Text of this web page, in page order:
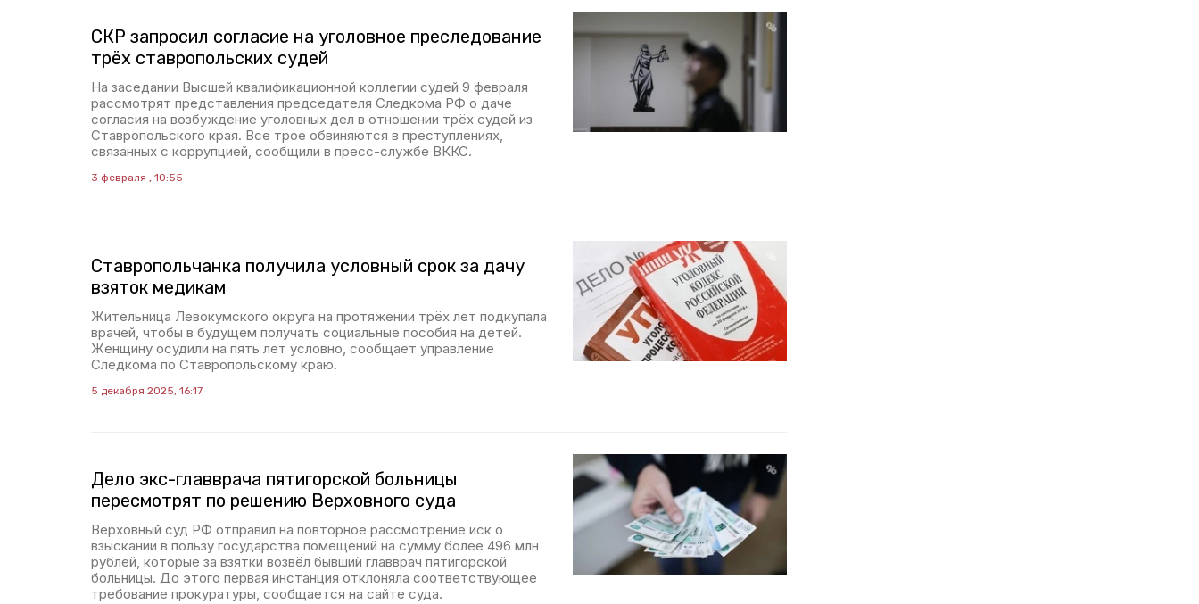
СКР запросил согласие на уголовное преследование
трёх ставропольских судей
На заседании Высшей квалификационной коллегии судей 9 февраля
рассмотрят представления председателя Следкома РФ о даче
согласия на возбуждение уголовных дел в отношении трёх судей из
Ставропольского края. Все трое обвиняются в преступлениях,
связанных с коррупцией, сообщили в пресс-службе ВККС.
3 февраля , 10:55
Ставропольчанка получила условный срок за дачу
взяток медикам
Жительница Левокумского округа на протяжении трёх лет подкупала
врачей, чтобы в будущем получать социальные пособия на детей.
Женщину осудили на пять лет условно, сообщает управление
Следкома по Ставропольскому краю.
5 декабря 2025, 16:17
Дело экс-главврача пятигорской больницы
пересмотрят по решению Верховного суда
Верховный суд РФ отправил на повторное рассмотрение иск о
взыскании в пользу государства помещений на сумму более 496 млн
рублей, которые за взятки возвёл бывший главврач пятигорской
больницы. До этого первая инстанция отклоняла соответствующее
требование прокуратуры, сообщается на сайте суда.